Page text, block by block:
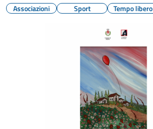
Associazioni Sport Tempo libero